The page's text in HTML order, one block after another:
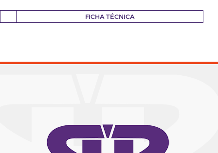
FICHA TÉCNICA